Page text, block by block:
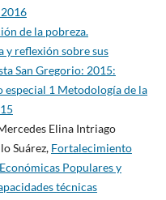
de la pobreza.
y reflexión sobre sus
San Gregorio: 2015:
especial 1 Metodología de la
Elina Intriago
Suárez, Fortalecimiento
Populares y
técnicas